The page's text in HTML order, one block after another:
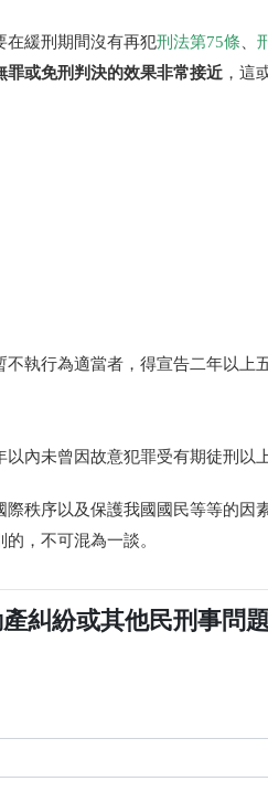
在緩刑期間沒有再犯刑法第75條、
罪或免刑判決的效果非常接近 ，這
不執行為適當者，得宣告二年以上
以內未曾因故意犯罪受有期徒刑以
秩序以及保護我國國民等等的因
，不可混為一談。
糾紛或其他民刑事問